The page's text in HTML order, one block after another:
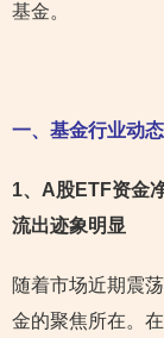
基金。
一、基金行业动态
1、A股ETF资金
流出迹象明显
随着市场近期震
金的聚焦所在。